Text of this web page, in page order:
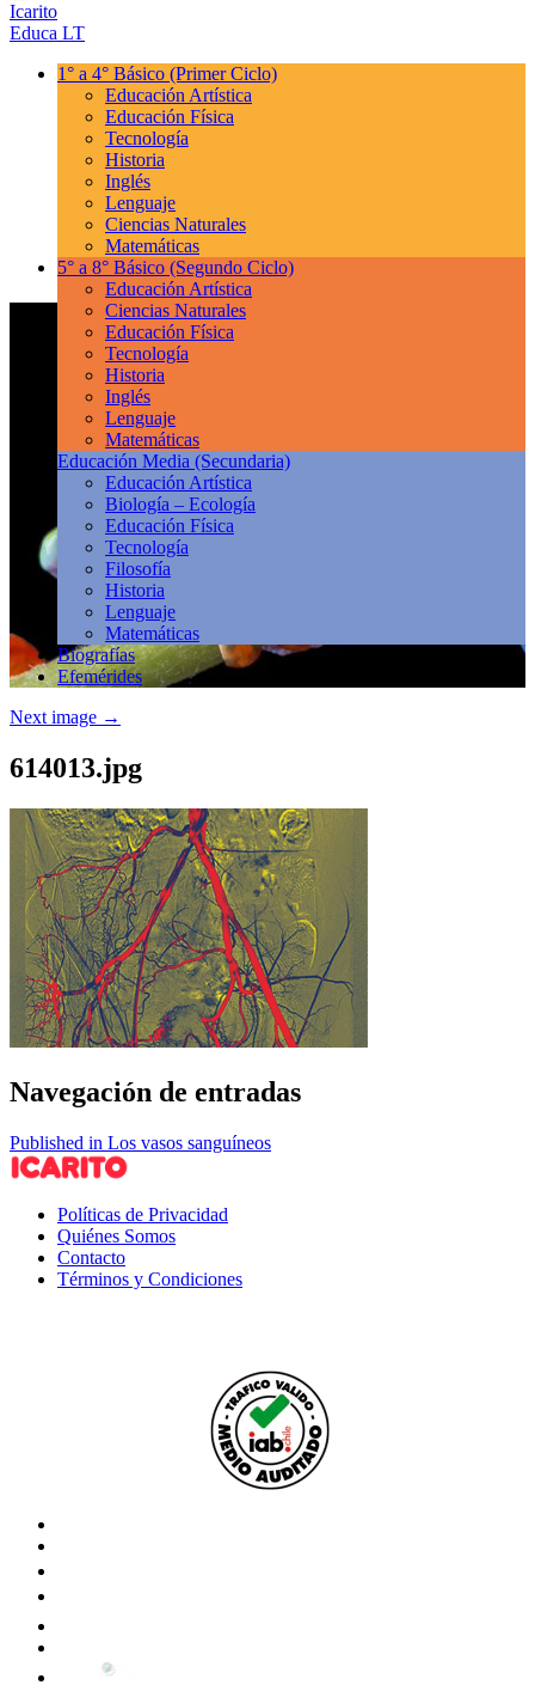
Icarito
Educa LT
1° a 4° Básico (Primer Ciclo)
Educación Artística
Educación Física
Tecnología
Historia
Inglés
Lenguaje
Ciencias Naturales
Matemáticas
5° a 8° Básico (Segundo Ciclo)
Educación Artística
Ciencias Naturales
Educación Física
Tecnología
Historia
Inglés
Lenguaje
Matemáticas
Educación Media (Secundaria)
Educación Artística
Biología – Ecología
Educación Física
Tecnología
Filosofía
Historia
Lenguaje
Matemáticas
Biografías
Efemérides
Next image →
614013.jpg
Navegación de entradas
Published in Los vasos sanguíneos
Políticas de Privacidad
Quiénes Somos
Contacto
Términos y Condiciones